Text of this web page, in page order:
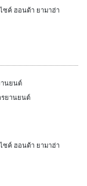
ซค์ ฮอนด้า ยามาฮ่า
ยานยนต์
ซค์ ฮอนด้า ยามาฮ่า